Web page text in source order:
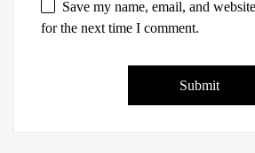
Save my name, email, and
for the next time I comment.